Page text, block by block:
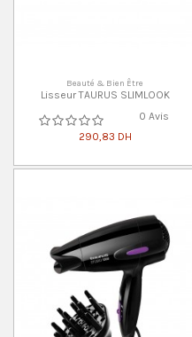
Beauté & Bien Être
Lisseur TAURUS SLIMLOOK
0 Avis
290,83 DH